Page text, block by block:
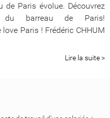
de Paris évolue. Découvrez
barreau de Paris!
love Paris ! Frédéric CHHUM
Lire la suite >